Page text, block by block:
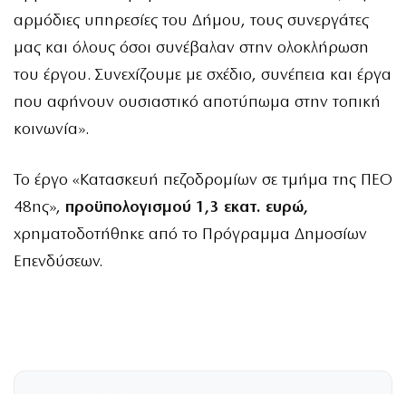
αρμόδιες υπηρεσίες του Δήμου, τους συνεργάτες
μας και όλους όσοι συνέβαλαν στην ολοκλήρωση
του έργου. Συνεχίζουμε με σχέδιο, συνέπεια και έργα
που αφήνουν ουσιαστικό αποτύπωμα στην τοπική
κοινωνία».
Το έργο «Κατασκευή πεζοδρομίων σε τμήμα της ΠΕΟ
48ης», προϋπολογισμού 1,3 εκατ. ευρώ,
χρηματοδοτήθηκε από το Πρόγραμμα Δημοσίων
Επενδύσεων.